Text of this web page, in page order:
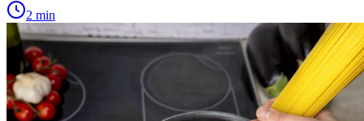
2 min